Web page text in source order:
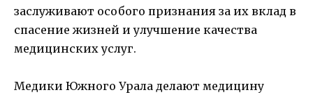
заслуживают особого признания за их вклад в
спасение жизней и улучшение качества
медицинских услуг.
Медики Южного Урала делают медицину